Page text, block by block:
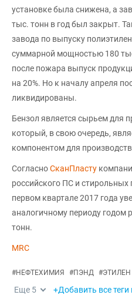
установке была снижена, а
тыс. тонн в год был закрыт.
завода по выпуску
суммарной мощностью 180
после пожара выпуск
на 20%. Но к началу апреля
ликвидированы.
Бензол является сырьем для
который, в свою очередь,
компонентом для
СогласноСканПласту
российского ПС и
первом квартале 2017 года
аналогичному периоду годом
тонн.
MRC
#НЕФТЕХИМИЯ #ПЭНД #ЭТИЛЕН
Еще 5 +Добавить все